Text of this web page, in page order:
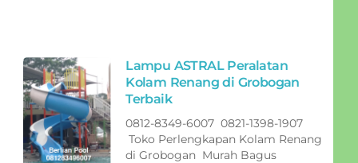
Lampu ASTRAL Peralatan
Kolam Renang di Grobogan
Terbaik
0812-8349-6007 0821-1398-1907
Toko Perlengkapan Kolam Renang
di Grobogan Murah Bagus